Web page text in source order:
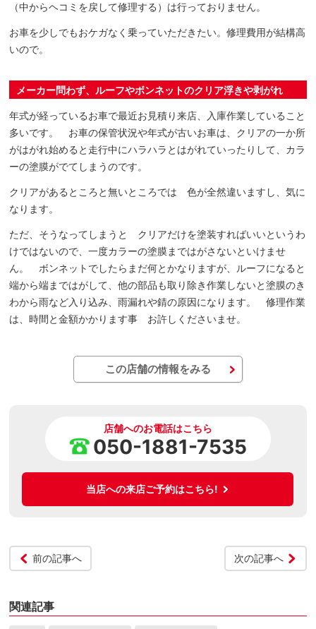
（中からヘコミを戻して修理する）は行っておりません。
お車を少しでもおケガなく乗っていただきたい。修理費用が結構高
いので。
メーカー問わず、ルーフやボンネットのクリア浮きや剥がれ
年式が経っているお車で最近お見積り来店、入庫作業していること
多いです。 お車の保管状況や年式が古いお車は、クリアの一か所
がはがれ始めると走行中にハラハラとはがれていったりして、カラ
ーの塗膜がでてしまうのです。
クリアがあるところと無いところでは 色が全然違いますし、気に
なります。
ただ、そうなってしまうと クリアだけを塗装すればいいというわ
けではないので、一度カラーの塗膜まではがさないといけませ
ん。 ボンネットでしたらまだ何とかなりますが、ルーフになると
端から端まではがして、他の部品も取り除き作業しないと塗膜のき
わから雨など入り込み、雨漏れや錆の原因になります。 修理作業
は、時間と金額かかります事 お許しくださいませ。
この店舗の情報をみる
店舗へのお電話はこちら
050-1881-7535
当店への来店ご予約はこちら!
前の記事へ 次の記事へ
関連記事